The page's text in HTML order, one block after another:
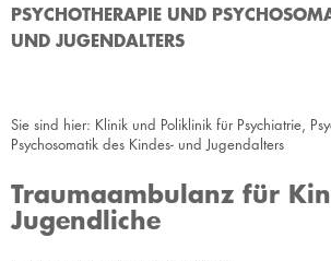
PSYCHOTHERAPIE UND
UND JUGENDALTERS
Sie sind hier: Klinik und Poliklinik für Psychiatrie,
Psychosomatik des Kindes- und Jugendalters
Traumaambulanz für
Jugendliche